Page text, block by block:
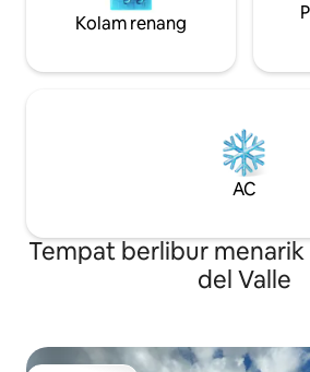
Kolam renang
AC
Tempat berlibur menarik
del Valle